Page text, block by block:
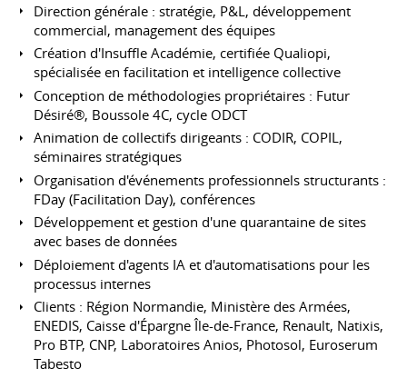
Direction générale : stratégie, P&L, développement
commercial, management des équipes
Création d'Insuffle Académie, certifiée Qualiopi,
spécialisée en facilitation et intelligence collective
Conception de méthodologies propriétaires : Futur
Désiré®, Boussole 4C, cycle ODCT
Animation de collectifs dirigeants : CODIR, COPIL,
séminaires stratégiques
Organisation d'événements professionnels structurants :
FDay (Facilitation Day), conférences
Développement et gestion d'une quarantaine de sites
avec bases de données
Déploiement d'agents IA et d'automatisations pour les
processus internes
Clients : Région Normandie, Ministère des Armées,
ENEDIS, Caisse d'Épargne Île-de-France, Renault, Natixis,
Pro BTP, CNP, Laboratoires Anios, Photosol, Euroserum
Tabesto